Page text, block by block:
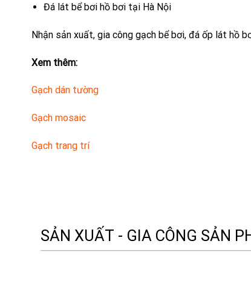
Đá lát bể bơi hồ bơi tại Hà Nội
Nhận sản xuất, gia công gạch bể bơi, đá ốp lát hồ
Xem thêm:
Gạch dán tường
Gạch mosaic
Gạch trang trí
SẢN XUẤT - GIA CÔNG SẢN